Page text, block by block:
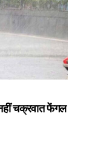
चक्रवात फेंगल